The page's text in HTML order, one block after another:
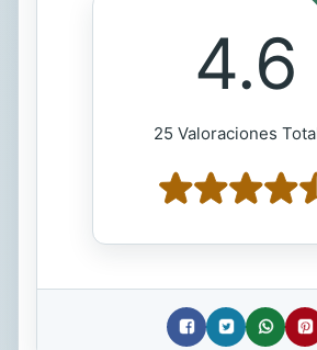
4.6
25 Valoraciones